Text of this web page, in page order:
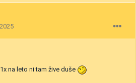
na leto ni tam žive duše